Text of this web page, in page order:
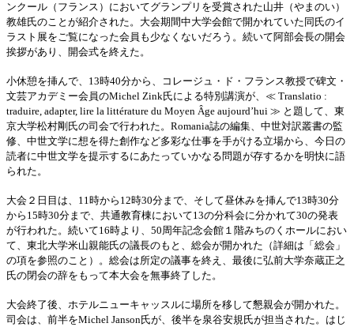
ンクール（フランス）においてグランプリを受賞された山井（やまのい）
教雄氏のことが紹介された。大会期間中大学会館で開かれていた同氏のイ
ラスト展をご覧になった会員も少なくないだろう。続いて阿部会長の開会
挨拶があり、開会式を終えた。
小休憩を挿んで、13時40分から、コレージュ・ド・フランス教授で碑文・
文芸アカデミー会員のMichel Zink氏による特別講演が、≪ Translatio :
traduire, adapter, lire la littérature du Moyen Âge aujourd’hui ≫ と題して、東
京大学松村剛氏の司会で行われた。Romania誌の編集、中世対訳叢書の監
修、中世文学に想を得た創作など多彩な仕事を手がける立場から、今日の
読者に中世文学を提示するにあたっていかなる問題が存するかを明快に語
られた。
大会２日目は、11時から12時30分まで、そして昼休みを挿んで13時30分
から15時30分まで、共通教育棟において13の分科会に分かれて30の発表
が行われた。続いて16時より、50周年記念会館１階みちのくホールにおい
て、東北大学米山親能氏の議長のもと、総会が開かれた（詳細は「総会」
の項を参照のこと）。総会は所定の議事を終え、最後に弘前大学奈蔵正之
氏の閉会の辞をもって本大会を無事終了した。
大会終了後、ホテルニューキャッスルに場所を移して懇親会が開かれた。
司会は、前半をMichel Janson氏が、後半を泉谷安規氏が担当された。はじ